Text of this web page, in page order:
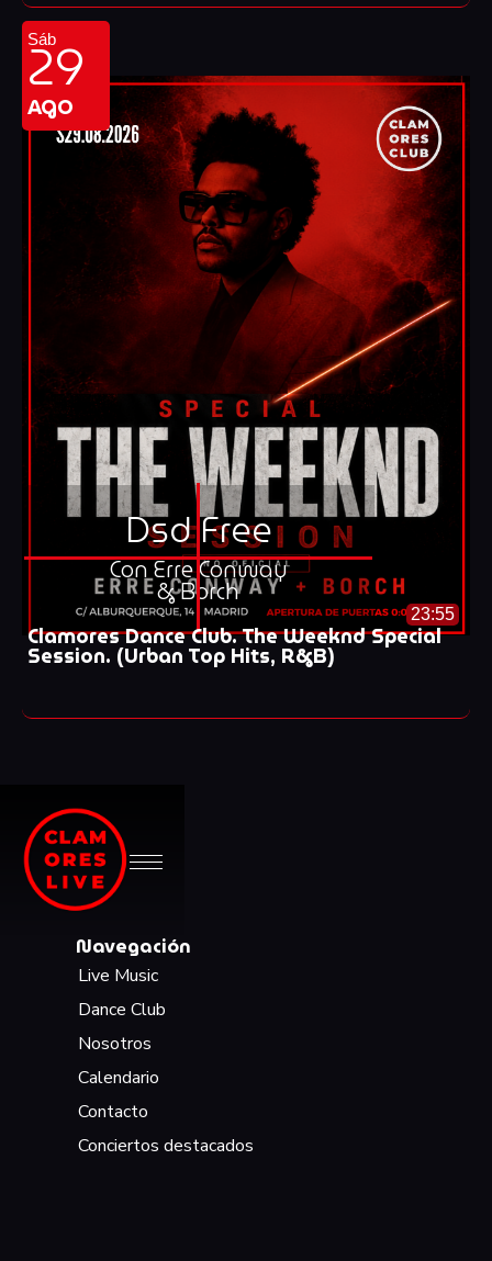
Sáb
29
AGO
Dsd Free
Con Erre Conway
& Borch
23:55
Clamores Dance Club. The Weeknd Special
Session. (Urban Top Hits, R&B)
Navegación
Live Music
Dance Club
Nosotros
Calendario
Contacto
Conciertos destacados